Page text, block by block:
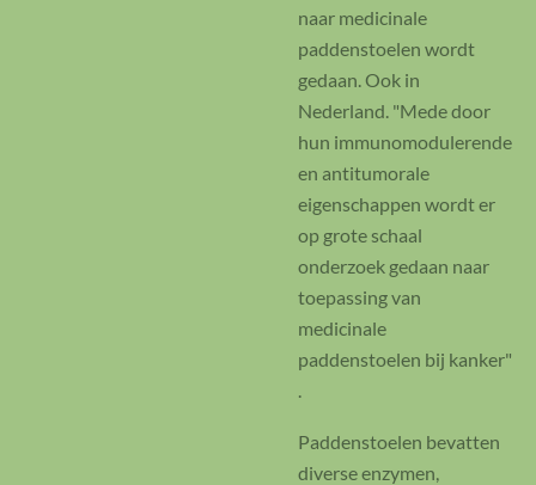
naar medicinale
paddenstoelen wordt
gedaan. Ook in
Nederland. "Mede door
hun immunomodulerende
en antitumorale
eigenschappen wordt er
op grote schaal
onderzoek gedaan naar
toepassing van
medicinale
paddenstoelen bij kanker"
.
Paddenstoelen bevatten
diverse enzymen,